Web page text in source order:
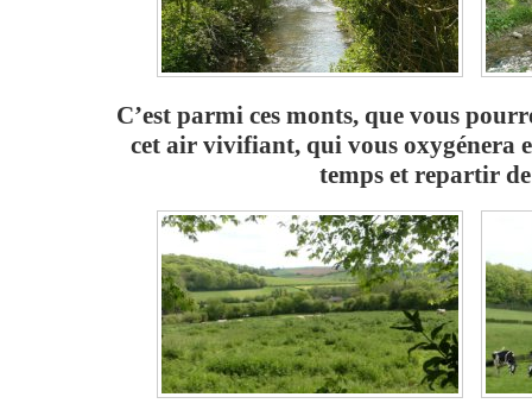
C’est parmi ces monts, que vous
cet air vivifiant, qui vous oxygénera
temps et repartir